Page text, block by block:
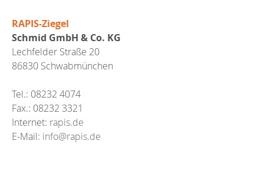
RAPIS-Ziegel
Schmid GmbH & Co. KG
Lechfelder Straße 20
86830 Schwabmünchen
Tel.: 08232 4074
Fax.: 08232 3321
Internet: rapis.de
E-Mail: info@rapis.de